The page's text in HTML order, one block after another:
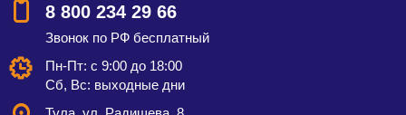
8 800 234 29 66
Звонок по РФ бесплатный
Пн-Пт: с 9:00 до 18:00
Сб, Вс: выходные дни